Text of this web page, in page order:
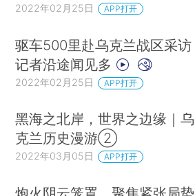
2022年02月25日 APP打开
驱车500里赴乌克兰战区采访
记者沿途闻见多
2022年02月25日 APP打开
黑海之北岸，世界之边缘｜乌
克兰历史漫游②
2022年03月05日 APP打开